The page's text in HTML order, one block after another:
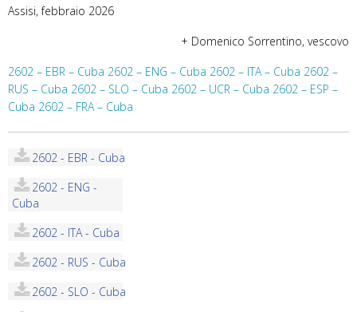
Assisi, febbraio 2026
+ Domenico Sorrentino, vescovo
2602 – EBR – Cuba 2602 – ENG – Cuba 2602 – ITA – Cuba 2602 –
RUS – Cuba 2602 – SLO – Cuba 2602 – UCR – Cuba 2602 – ESP –
Cuba 2602 – FRA – Cuba
2602 - EBR - Cuba
2602 - ENG -
Cuba
2602 - ITA - Cuba
2602 - RUS - Cuba
2602 - SLO - Cuba